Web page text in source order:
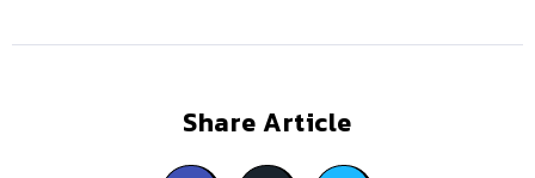
Share Article